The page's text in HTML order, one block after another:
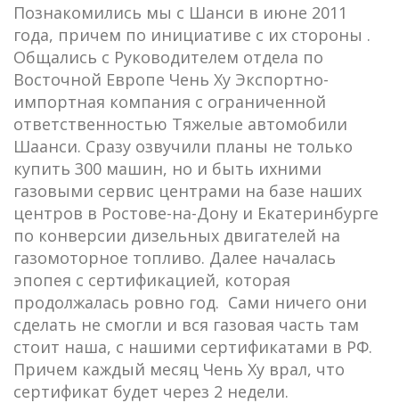
Познакомились мы с Шанси в июне 2011
года, причем по инициативе с их стороны .
Общались с Руководителем отдела по
Восточной Европе Чень Ху Экспортно-
импортная компания с ограниченной
ответственностью Тяжелые автомобили
Шаанси. Сразу озвучили планы не только
купить 300 машин, но и быть ихними
газовыми сервис центрами на базе наших
центров в Ростове-на-Дону и Екатеринбурге
по конверсии дизельных двигателей на
газомоторное топливо. Далее началась
эпопея с сертификацией, которая
продолжалась ровно год. Сами ничего они
сделать не смогли и вся газовая часть там
стоит наша, с нашими сертификатами в РФ.
Причем каждый месяц Чень Ху врал, что
сертификат будет через 2 недели.